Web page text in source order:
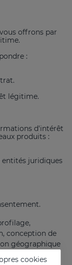
offrons par
:
légitime.
d'intérêt
produits :
entités juridiques
conception de
géographique
cookies